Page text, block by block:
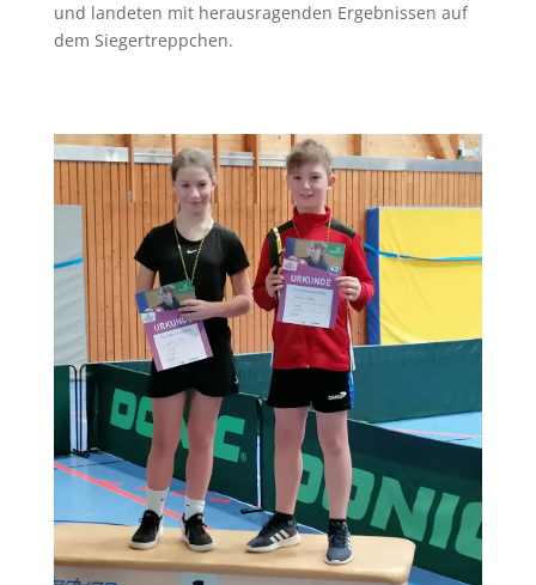
und landeten mit herausragenden Ergebnissen auf
dem Siegertreppchen.